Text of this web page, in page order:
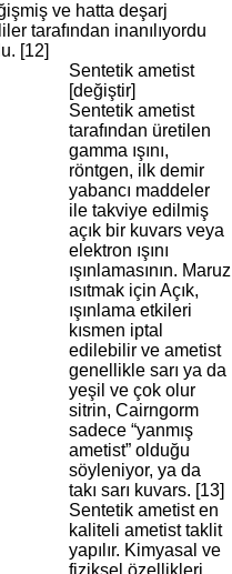
ve hatta deşarj
tarafından inanılıyordu
[12]
Sentetik ametist
[değiştir]
Sentetik ametist
tarafından üretilen
gamma ışını,
röntgen, ilk demir
yabancı maddeler
ile takviye edilmiş
açık bir kuvars veya
elektron ışını
ışınlamasının. Maruz
ısıtmak için Açık,
ışınlama etkileri
kısmen iptal
edilebilir ve ametist
genellikle sarı ya da
yeşil ve çok olur
sitrin, Cairngorm
sadece “yanmış
ametist” olduğu
söyleniyor, ya da
takı sarı kuvars. [13]
Sentetik ametist en
kaliteli ametist taklit
yapılır. Kimyasal ve
fiziksel özellikleri